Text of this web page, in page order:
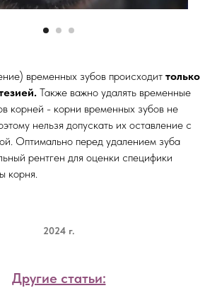
временных зубов происходит только
Также важно удалять временные
корней - корни временных зубов не
нельзя допускать их оставление с
Оптимально перед удалением зуба
рентген для оценки специфики
корня.
2024 г.
Другие статьи: